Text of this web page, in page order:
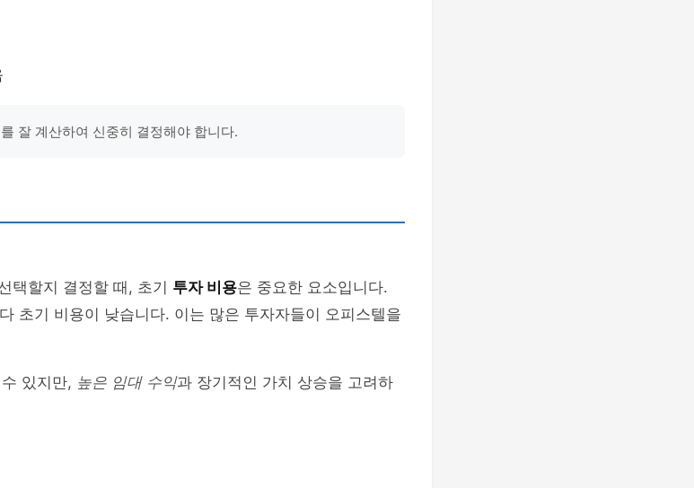
잘 계산하여 신중히 결정해야 합니다.
택할지 결정할 때, 초기 투자 비용은 중요한 요소입니다.
초기 비용이 낮습니다. 이는 많은 투자자들이 오피스텔을
있지만, 높은 임대 수익과 장기적인 가치 상승을 고려하